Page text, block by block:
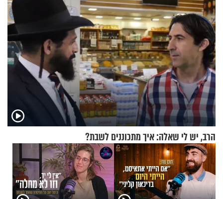
הרב, יש לי שאלה: איך מתכוננים לשבת?